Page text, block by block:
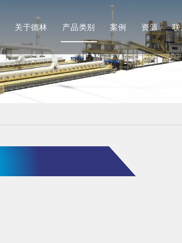
关于德林
公司简介
合作伙伴
产品类别
德林
安肯（机加工）
案例 资源
最新消